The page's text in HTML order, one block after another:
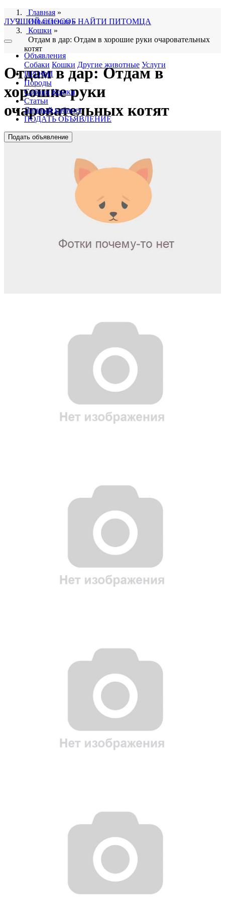
ЛУЧШИЙ СПОСОБ НАЙТИ ПИТОМЦА
Объявления
Собаки Кошки Другие животные Услуги
ПРОФИ
Породы
Собаки Кошки
Статьи
Личный кабинет
ПОДАТЬ ОБЪЯВЛЕНИЕ
Подать объявление
Главная »
Объявления»
Кошки »
Отдам в дар: Отдам в хорошие руки очаровательных
котят
Отдам в дар: Отдам в
хорошие руки
очаровательных котят